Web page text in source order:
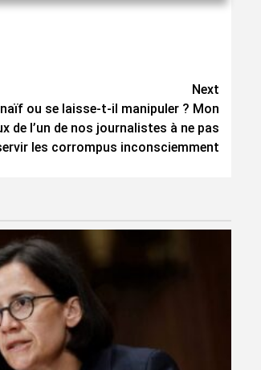
Next
ou se laisse-t-il manipuler ? Mon
de l’un de nos journalistes à ne pas
les corrompus inconsciemment